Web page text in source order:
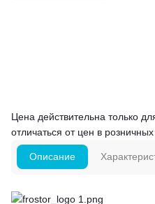
Цена действительна только
отличаться от цен в
Описание